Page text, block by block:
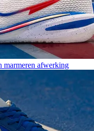
marmeren afwerking